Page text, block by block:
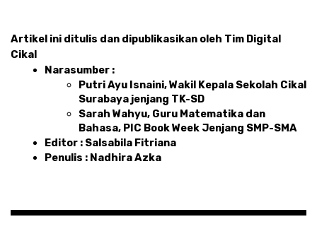
Artikel ini ditulis dan dipublikasikan oleh Tim Digital
Cikal
Narasumber :
Putri Ayu Isnaini, Wakil Kepala Sekolah Cikal
Surabaya jenjang TK-SD
Sarah Wahyu, Guru Matematika dan
Bahasa, PIC Book Week Jenjang SMP-SMA
Editor : Salsabila Fitriana
Penulis : Nadhira Azka